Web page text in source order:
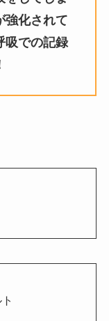
強化されて
吸での記録